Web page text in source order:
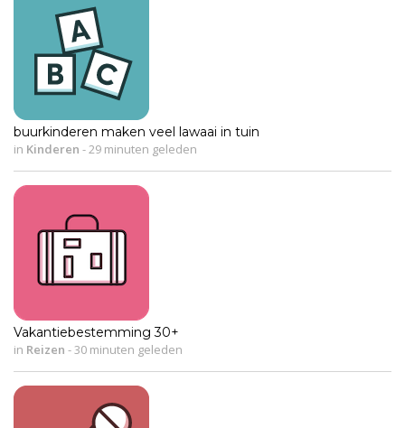
buurkinderen maken veel lawaai in tuin
in Kinderen -29 minuten geleden
Vakantiebestemming 30+
in Reizen -30 minuten geleden